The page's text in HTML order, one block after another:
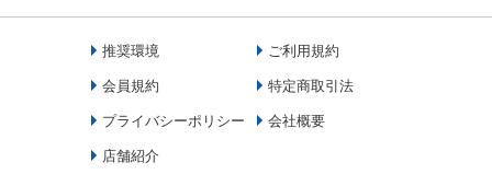
推奨環境 ご利用規約
会員規約 特定商取引法
プライバシーポリシー 会社概要
店舗紹介